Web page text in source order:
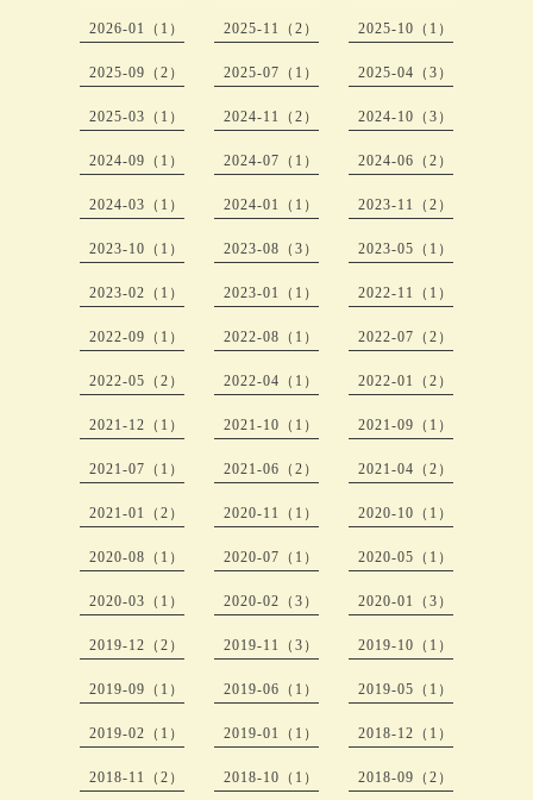
2026-01（1） 2025-11（2） 2025-10（1）
2025-09（2） 2025-07（1） 2025-04（3）
2025-03（1） 2024-11（2） 2024-10（3）
2024-09（1） 2024-07（1） 2024-06（2）
2024-03（1） 2024-01（1） 2023-11（2）
2023-10（1） 2023-08（3） 2023-05（1）
2023-02（1） 2023-01（1） 2022-11（1）
2022-09（1） 2022-08（1） 2022-07（2）
2022-05（2） 2022-04（1） 2022-01（2）
2021-12（1） 2021-10（1） 2021-09（1）
2021-07（1） 2021-06（2） 2021-04（2）
2021-01（2） 2020-11（1） 2020-10（1）
2020-08（1） 2020-07（1） 2020-05（1）
2020-03（1） 2020-02（3） 2020-01（3）
2019-12（2） 2019-11（3） 2019-10（1）
2019-09（1） 2019-06（1） 2019-05（1）
2019-02（1） 2019-01（1） 2018-12（1）
2018-11（2） 2018-10（1） 2018-09（2）